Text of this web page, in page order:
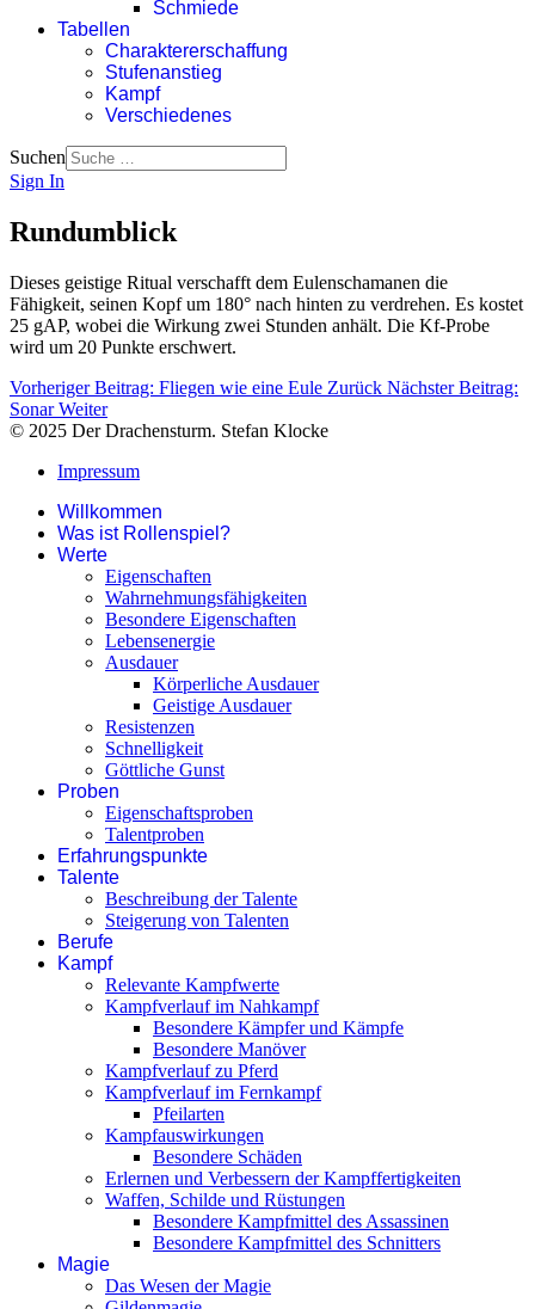
Schmiede
Tabellen
Charaktererschaffung
Stufenanstieg
Kampf
Verschiedenes
Suchen
Sign In
Rundumblick
Dieses geistige Ritual verschafft dem Eulenschamanen die
Fähigkeit, seinen Kopf um 180° nach hinten zu verdrehen. Es kostet
25 gAP, wobei die Wirkung zwei Stunden anhält. Die Kf-Probe
wird um 20 Punkte erschwert.
Vorheriger Beitrag: Fliegen wie eine Eule Zurück Nächster Beitrag:
SonarWeiter
© 2025 Der Drachensturm. Stefan Klocke
Impressum
Willkommen
Was ist Rollenspiel?
Werte
Eigenschaften
Wahrnehmungsfähigkeiten
Besondere Eigenschaften
Lebensenergie
Ausdauer
Körperliche Ausdauer
Geistige Ausdauer
Resistenzen
Schnelligkeit
Göttliche Gunst
Proben
Eigenschaftsproben
Talentproben
Erfahrungspunkte
Talente
Beschreibung der Talente
Steigerung von Talenten
Berufe
Kampf
Relevante Kampfwerte
Kampfverlauf im Nahkampf
Besondere Kämpfer und Kämpfe
Besondere Manöver
Kampfverlauf zu Pferd
Kampfverlauf im Fernkampf
Pfeilarten
Kampfauswirkungen
Besondere Schäden
Erlernen und Verbessern der Kampffertigkeiten
Waffen, Schilde und Rüstungen
Besondere Kampfmittel des Assassinen
Besondere Kampfmittel des Schnitters
Magie
Das Wesen der Magie